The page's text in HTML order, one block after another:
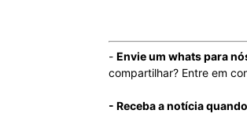
- Envie um whats para
compartilhar? Entre em
- Receba a notícia